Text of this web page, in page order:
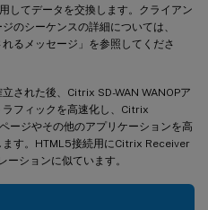
してデータを交換します。クライアン
のシーケンスの詳細については、
るメッセージ」を参照してくださ
された後、Citrix SD-WAN WANOPア
フィックを高速化し、Citrix
ージやその他のアプリケーションを高
す。HTML5接続用にCitrix Receiver
ーションに似ています。